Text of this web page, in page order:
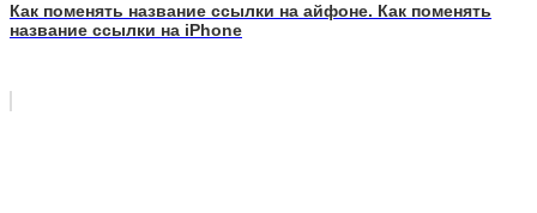
Как поменять название ссылки на айфоне. Как поменять
название ссылки на iPhone